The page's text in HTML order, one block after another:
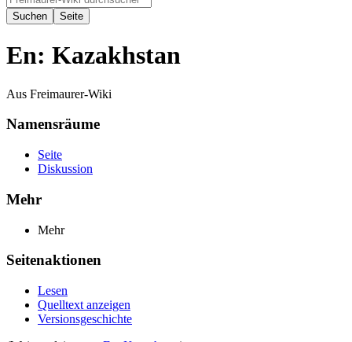
En: Kazakhstan
Aus Freimaurer-Wiki
Namensräume
Seite
Diskussion
Mehr
Mehr
Seitenaktionen
Lesen
Quelltext anzeigen
Versionsgeschichte